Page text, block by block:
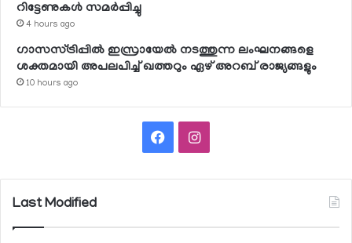
റിട്ടേണുകള്‍ സമര്‍പ്പിച്ചു
4 hours ago
ഗാസസ്ട്രിപ്പില്‍ ഇസ്രായേല്‍ നടത്തുന്ന ലംഘനങ്ങളെ
ശക്തമായി അപലപിച്ച് ഖത്തറും ഏഴ് അറബ് രാജ്യങ്ങളും
10 hours ago
FacebookInstagram
Last Modified